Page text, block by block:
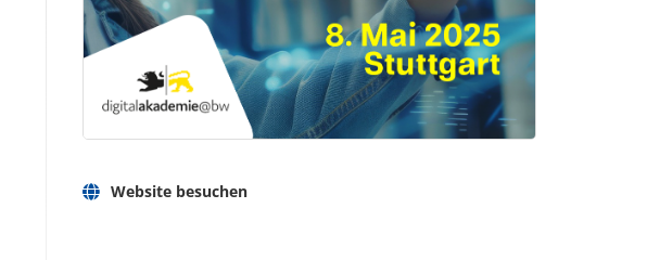
Website besuchen